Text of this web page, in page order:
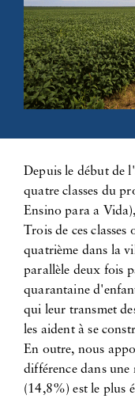
Depuis le début de
quatre classes du
Ensino para a
Trois de ces classes
quatrième dans la
parallèle deux fois
quarantaine
qui leur transmet
les aident à se
En outre, nous
différence dans
(14,8%) est le plus